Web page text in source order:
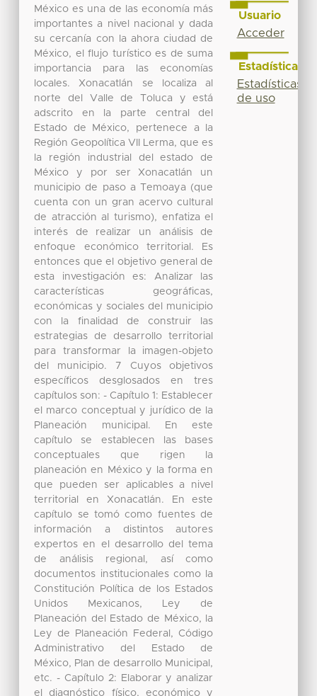
México es una de las economía más
importantes a nivel nacional y dada
su cercanía con la ahora ciudad de
México, el flujo turístico es de suma
importancia para las economías
locales. Xonacatlán se localiza al
norte del Valle de Toluca y está
adscrito en la parte central del
Estado de México, pertenece a la
Región Geopolítica VII Lerma, que es
la región industrial del estado de
México y por ser Xonacatlán un
municipio de paso a Temoaya (que
cuenta con un gran acervo cultural
de atracción al turismo), enfatiza el
interés de realizar un análisis de
enfoque económico territorial. Es
entonces que el objetivo general de
esta investigación es: Analizar las
características geográficas,
económicas y sociales del municipio
con la finalidad de construir las
estrategias de desarrollo territorial
para transformar la imagen-objeto
del municipio. 7 Cuyos objetivos
específicos desglosados en tres
capítulos son: - Capítulo 1: Establecer
el marco conceptual y jurídico de la
Planeación municipal. En este
capítulo se establecen las bases
conceptuales que rigen la
planeación en México y la forma en
que pueden ser aplicables a nivel
territorial en Xonacatlán. En este
capítulo se tomó como fuentes de
información a distintos autores
expertos en el desarrollo del tema
de análisis regional, así como
documentos institucionales como la
Constitución Política de los Estados
Unidos Mexicanos, Ley de
Planeación del Estado de México, la
Ley de Planeación Federal, Código
Administrativo del Estado de
México, Plan de desarrollo Municipal,
etc. - Capítulo 2: Elaborar y analizar
el diagnóstico físico, económico y
Usuario
Acceder
Estadísticas
Estadísticas
de uso